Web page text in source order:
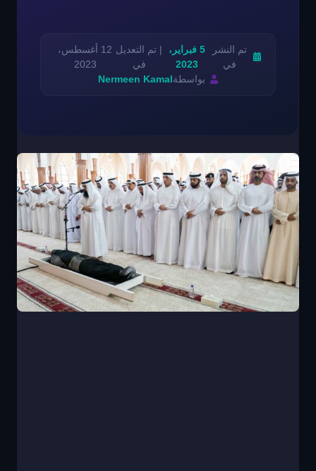
تم النشر
في
5 فبراير،
2023
| تم التعديل
في
12 أغسطس،
2023
بواسطة Nermeen Kamal